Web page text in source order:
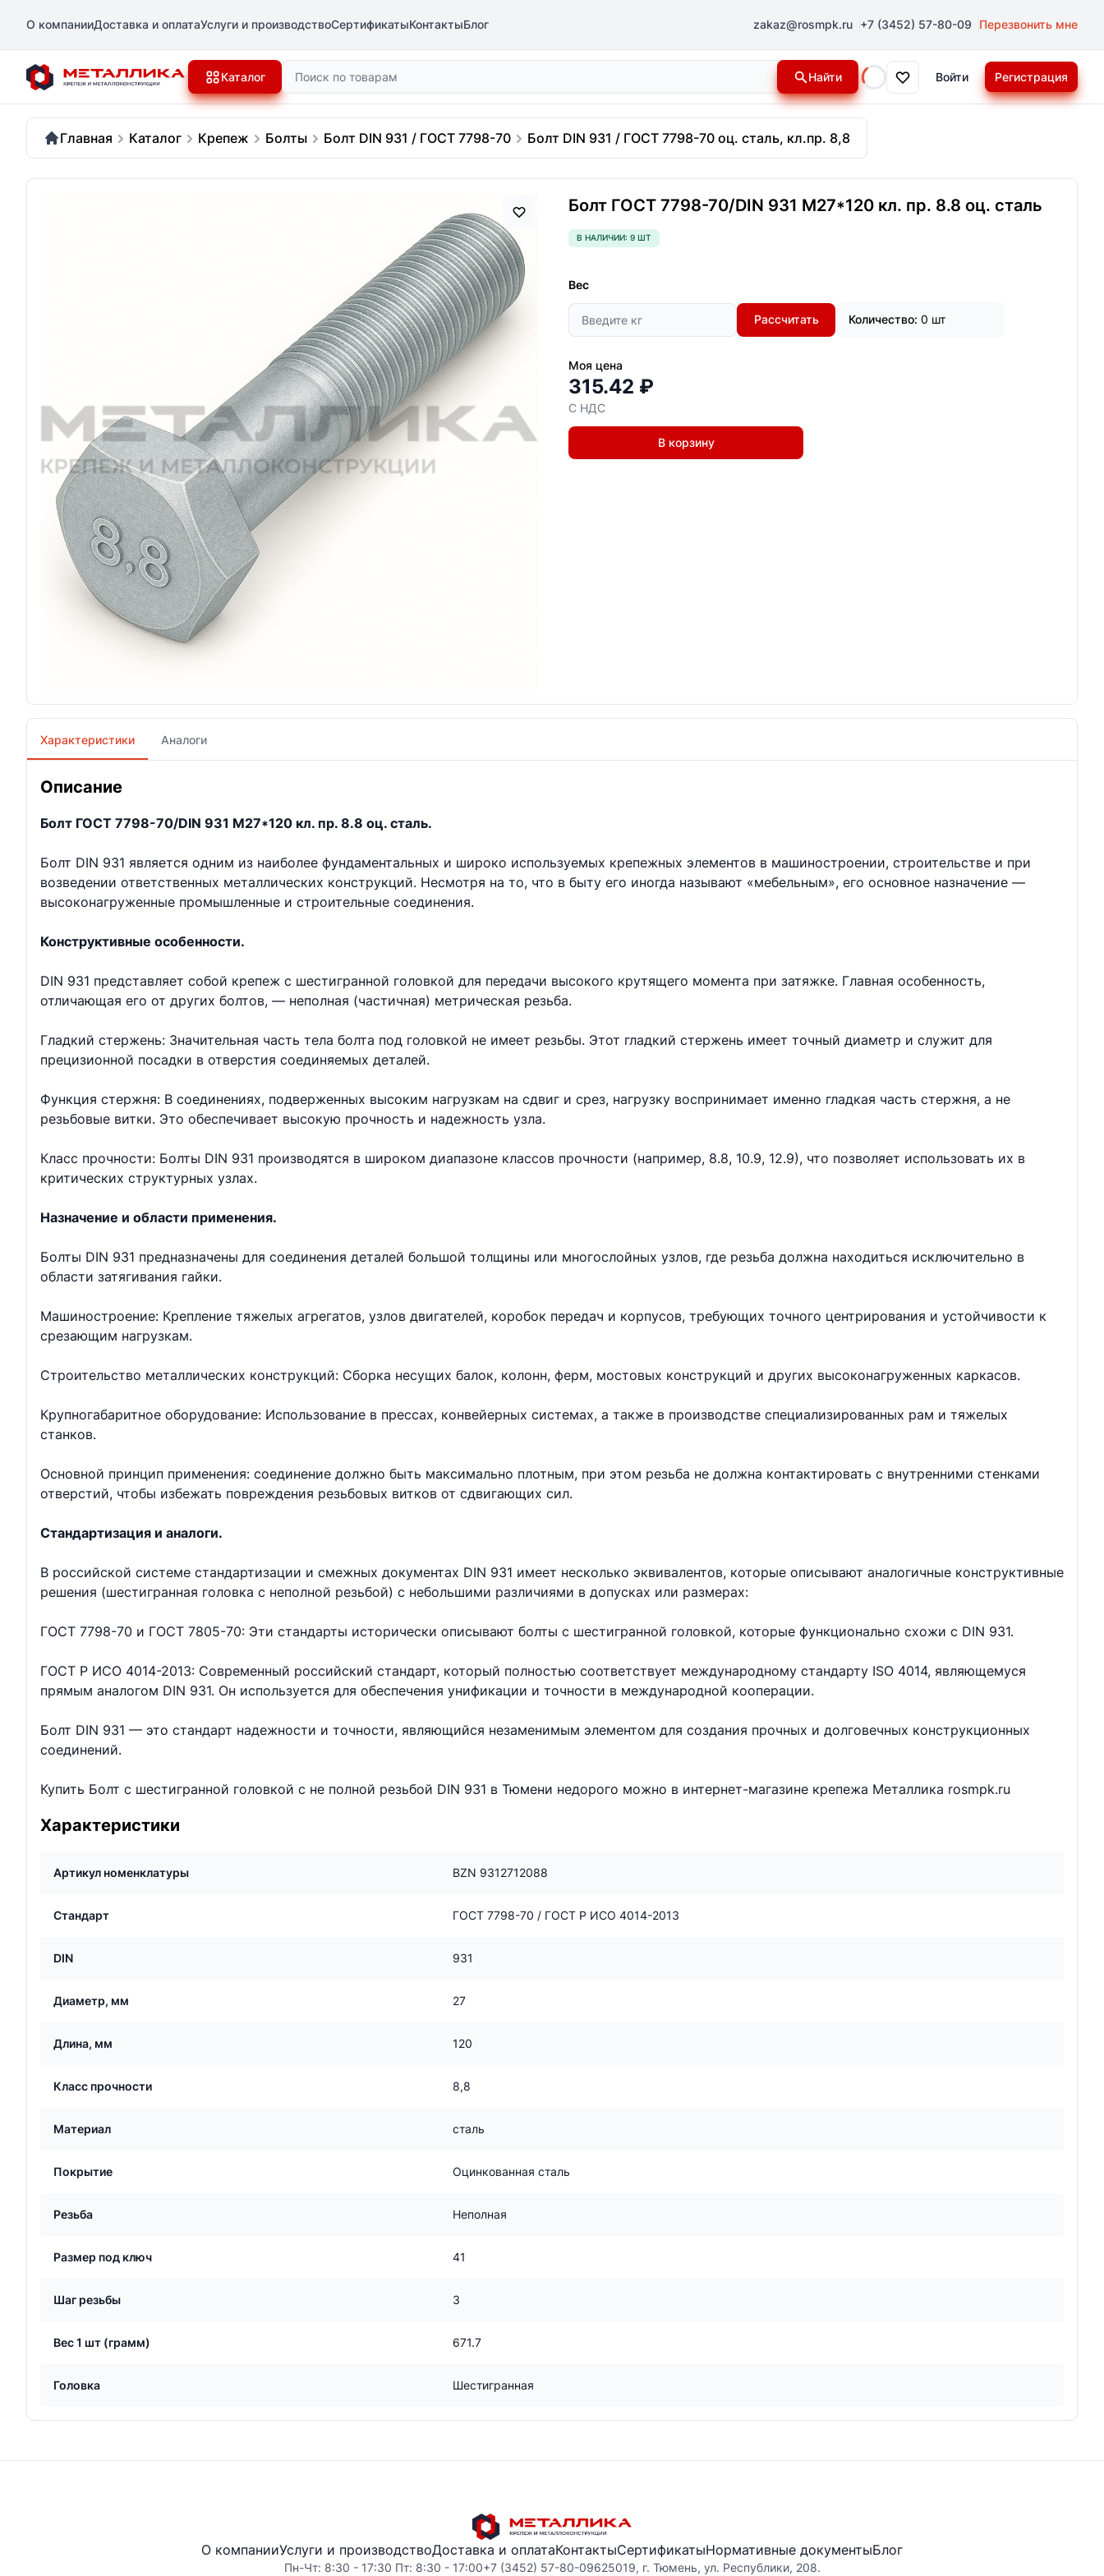
О компанииДоставка и оплатаУслуги и производствоСертификатыКонтактыБлог zakaz@rosmpk.ru +7 (3452) 57-80-09 Перезвонить мне
Каталог Поиск Найти
Loading...
Войти Регистрация
Главная Каталог Крепеж Болты Болт DIN 931 / ГОСТ 7798-70 Болт DIN 931 / ГОСТ 7798-70 оц. сталь, кл.пр. 8,8
Болт ГОСТ 7798-70/DIN 931 М27*120 кл. пр. 8.8 оц. сталь
В НАЛИЧИИ: 9 ШТ
Вес
Рассчитать Количество: 0 шт
Моя цена
315.42 ₽
С НДС
В корзину
Характеристики Аналоги
Описание
Болт ГОСТ 7798-70/DIN 931 М27*120 кл. пр. 8.8 оц. сталь.
Болт DIN 931 является одним из наиболее фундаментальных и широко используемых крепежных элементов в машиностроении, строительстве и при
возведении ответственных металлических конструкций. Несмотря на то, что в быту его иногда называют «мебельным», его основное назначение —
высоконагруженные промышленные и строительные соединения.
Конструктивные особенности.
DIN 931 представляет собой крепеж с шестигранной головкой для передачи высокого крутящего момента при затяжке. Главная особенность,
отличающая его от других болтов, — неполная (частичная) метрическая резьба.
Гладкий стержень: Значительная часть тела болта под головкой не имеет резьбы. Этот гладкий стержень имеет точный диаметр и служит для
прецизионной посадки в отверстия соединяемых деталей.
Функция стержня: В соединениях, подверженных высоким нагрузкам на сдвиг и срез, нагрузку воспринимает именно гладкая часть стержня, а не
резьбовые витки. Это обеспечивает высокую прочность и надежность узла.
Класс прочности: Болты DIN 931 производятся в широком диапазоне классов прочности (например, 8.8, 10.9, 12.9), что позволяет использовать их в
критических структурных узлах.
Назначение и области применения.
Болты DIN 931 предназначены для соединения деталей большой толщины или многослойных узлов, где резьба должна находиться исключительно в
области затягивания гайки.
Машиностроение: Крепление тяжелых агрегатов, узлов двигателей, коробок передач и корпусов, требующих точного центрирования и устойчивости к
срезающим нагрузкам.
Строительство металлических конструкций: Сборка несущих балок, колонн, ферм, мостовых конструкций и других высоконагруженных каркасов.
Крупногабаритное оборудование: Использование в прессах, конвейерных системах, а также в производстве специализированных рам и тяжелых
станков.
Основной принцип применения: соединение должно быть максимально плотным, при этом резьба не должна контактировать с внутренними стенками
отверстий, чтобы избежать повреждения резьбовых витков от сдвигающих сил.
Стандартизация и аналоги.
В российской системе стандартизации и смежных документах DIN 931 имеет несколько эквивалентов, которые описывают аналогичные конструктивные
решения (шестигранная головка с неполной резьбой) с небольшими различиями в допусках или размерах:
ГОСТ 7798-70 и ГОСТ 7805-70: Эти стандарты исторически описывают болты с шестигранной головкой, которые функционально схожи с DIN 931.
ГОСТ Р ИСО 4014-2013: Современный российский стандарт, который полностью соответствует международному стандарту ISO 4014, являющемуся
прямым аналогом DIN 931. Он используется для обеспечения унификации и точности в международной кооперации.
Болт DIN 931 — это стандарт надежности и точности, являющийся незаменимым элементом для создания прочных и долговечных конструкционных
соединений.
Купить Болт с шестигранной головкой с не полной резьбой DIN 931 в Тюмени недорого можно в интернет-магазине крепежа Металлика rosmpk.ru
Характеристики
Артикул номенклатуры BZN 9312712088
Стандарт ГОСТ 7798-70 / ГОСТ Р ИСО 4014-2013
DIN 931
Диаметр, мм 27
Длина, мм 120
Класс прочности 8,8
Материал сталь
Покрытие Оцинкованная сталь
Резьба Неполная
Размер под ключ 41
Шаг резьбы 3
Вес 1 шт (грамм) 671.7
Головка Шестигранная
О компанииУслуги и производствоДоставка и оплатаКонтактыСертификатыНормативные документыБлог
Пн-Чт: 8:30 - 17:30 Пт: 8:30 - 17:00+7 (3452) 57-80-09625019, г. Тюмень, ул. Республики, 208.